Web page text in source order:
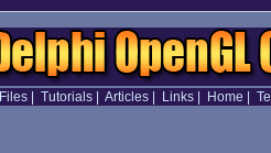
Files| Tutorials| Articles| Links| Home